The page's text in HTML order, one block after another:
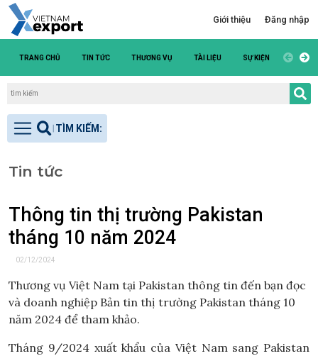
Giới thiệu Đăng nhập
TRANG CHỦ TIN TỨC THƯƠNG VỤ TÀI LIỆU SỰ KIỆN DANH
Tin tức
Thông tin thị trường Pakistan
tháng 10 năm 2024
02/12/2024
Thương vụ Việt Nam tại Pakistan thông tin đến bạn đọc
và doanh nghiệp Bản tin thị trường Pakistan tháng 10
năm 2024 để tham khảo.
Tháng 9/2024 xuất khẩu của Việt Nam sang Pakistan